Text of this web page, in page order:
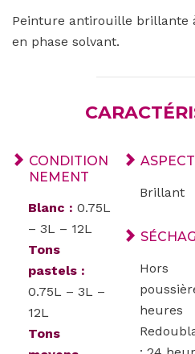
Peinture antirouille brillante
en phase solvant.
CONDITION
NEMENT
Blanc : 0.75L
– 3L – 12L
Tons
pastels :
0.75L – 3L –
12L
Tons
ASPECT
Brillant
Hors
heures